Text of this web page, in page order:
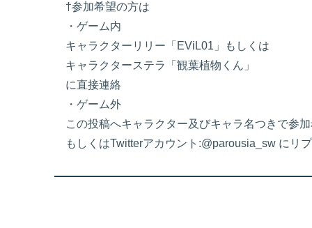
†参加希望の方は
・ゲーム内
キャラクターリリー「EViL01」もしくは
キャラクターステラ「観葉植物くん」
に直接連絡
・ゲーム外
この投稿へキャラクター及びキャラ名つきで参
もしくはTwitterアカウント:@parousia_sw にリ